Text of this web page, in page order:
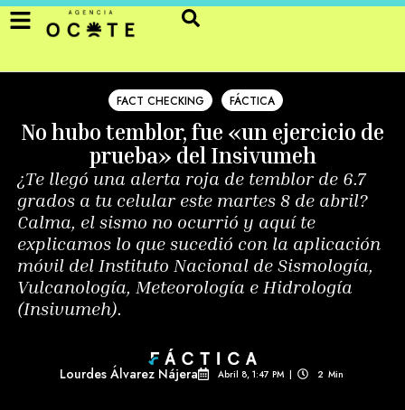
FACT CHECKING FÁCTICA
No hubo temblor, fue «un ejercicio de
prueba» del Insivumeh
¿Te llegó una alerta roja de temblor de 6.7
grados a tu celular este martes 8 de abril?
Calma, el sismo no ocurrió y aquí te
explicamos lo que sucedió con la aplicación
móvil del Instituto Nacional de Sismología,
Vulcanología, Meteorología e Hidrología
(Insivumeh).
Lourdes Álvarez Nájera Abril 8, 1:47 PM | 2 Min